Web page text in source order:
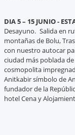
DIA 5 – 15 JUNIO -
Desayuno. Salida en
montañas de Bolu,
con nuestro autocar
ciudad más poblada
cosmopolita
Anitkabir símbolo de
fundador de la
hotel Cena y